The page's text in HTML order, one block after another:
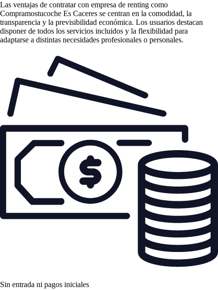
Las ventajas de contratar con empresa de renting como
Compramostucoche Es Caceres se centran en la comodidad, la
transparencia y la previsibilidad económica. Los usuarios destacan
disponer de todos los servicios incluidos y la flexibilidad para
adaptarse a distintas necesidades profesionales o personales.
Sin entrada ni pagos iniciales